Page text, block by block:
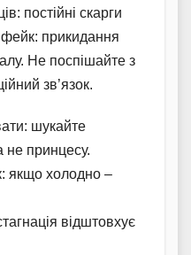
постійні скарги
фейк: прикидання
Не поспішайте з
зв’язок.
шукайте
не принцесу.
якщо холодно –
відштовхує